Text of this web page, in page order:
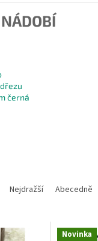
černá
Nejdražší Abecedně
Novinka